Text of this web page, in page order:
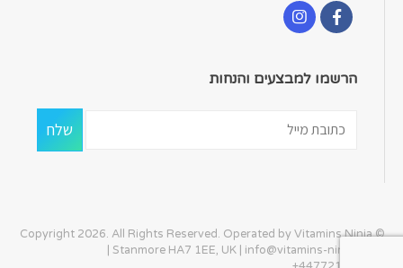
הרשמו למבצעים והנחות
© Copyright 2026. All Rights Reserved. Operated by Vitamins Ninja
| Stanmore HA7 1EE, UK | info@vitamins-ninja.com